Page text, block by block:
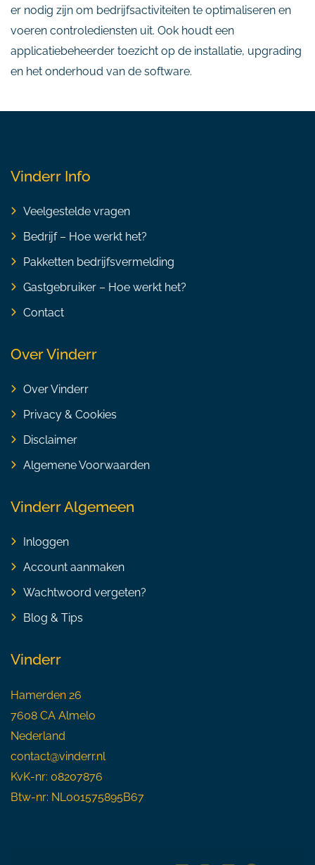
er nodig zijn om bedrijfsactiviteiten te optimaliseren en
voeren controlediensten uit. Ook houdt een
applicatiebeheerder toezicht op de installatie, upgrading
en het onderhoud van de software.
Vinderr Info
Veelgestelde vragen
Bedrijf – Hoe werkt het?
Pakketten bedrijfsvermelding
Gastgebruiker – Hoe werkt het?
Contact
Over Vinderr
Over Vinderr
Privacy & Cookies
Disclaimer
Algemene Voorwaarden
Vinderr Algemeen
Inloggen
Account aanmaken
Wachtwoord vergeten?
Blog & Tips
Vinderr
Hamerden 26
7608 CA Almelo
Nederland
contact@vinderr.nl
KvK-nr: 08207876
Btw-nr: NL001575895B67